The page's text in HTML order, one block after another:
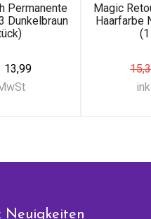
Permanente
Dunkelbraun
13,99
Magic
Haarfarbe
Neuigkeiten